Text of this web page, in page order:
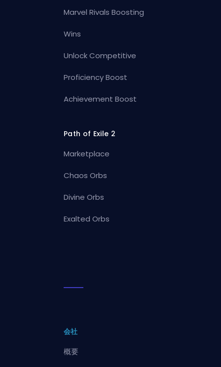
Marvel Rivals Boosting
Wins
Unlock Competitive
Proficiency Boost
Achievement Boost
Path of Exile 2
Marketplace
Chaos Orbs
Divine Orbs
Exalted Orbs
会社
概要